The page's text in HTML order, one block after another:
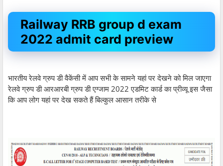
Railway RRB group d exam
2022 admit card preview
भारतीय रेलवे ग्रुप डी वैकेंसी में आप सभी के सामने यहां पर देखने को मिल जाएगा
रेलवे ग्रुप डी आरआरबी ग्रुप डी एग्जाम 2022 एडमिट कार्ड का प्रीव्यू इस जैसा
कि आप लोग यहां पर देख सकते हैं बिल्कुल आसान तरीके से